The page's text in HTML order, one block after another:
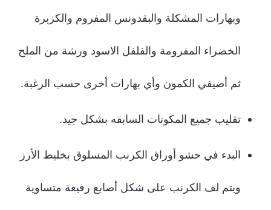
وبهارات المشكلة والبقدونس المفروم والكزبرة
الخضراء المفرومة والفلفل الاسود ورشة من الملح
ثم أضيفي الكمون وأي بهارات أخرى حسب الرغبة.
تقليب جميع المكونات السابقه بشكل جيد.
البدء في حشو أوراق الكرنب المسلوق بخليط الأرز
ويتم لف الكرنب على شكل أصابع رفيعة متساوية